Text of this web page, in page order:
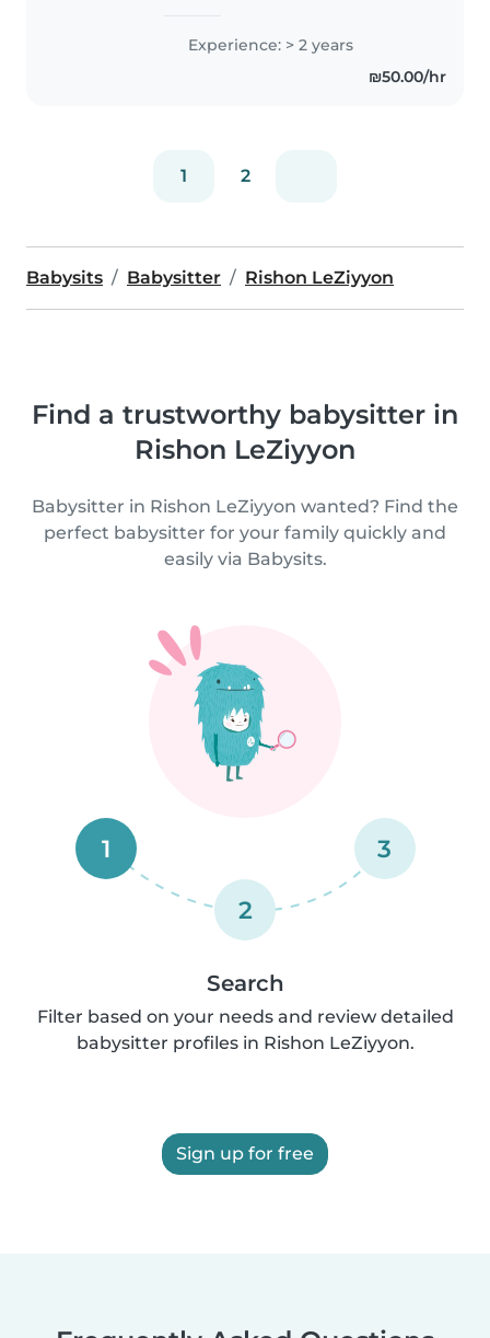
מחזיקה ברישיון נהיגה ואני יכולה להגיע
Experience: > 2 years
₪50.00/hr
1 2
Babysits Babysitter Rishon LeZiyyon
Find a trustworthy babysitter in
Rishon LeZiyyon
Babysitter in Rishon LeZiyyon wanted? Find the
perfect babysitter for your family quickly and
easily via Babysits.
1
2
3
Search
Filter based on your needs and review detailed
babysitter profiles in Rishon LeZiyyon.
Sign up for free